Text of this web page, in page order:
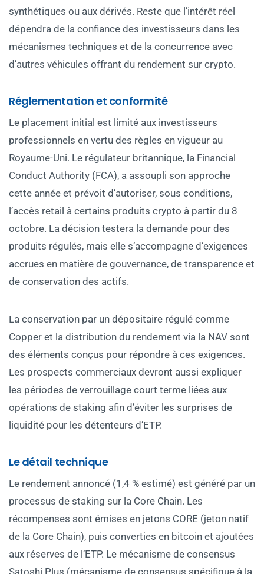
synthétiques ou aux dérivés. Reste que l’intérêt réel
dépendra de la confiance des investisseurs dans les
mécanismes techniques et de la concurrence avec
d’autres véhicules offrant du rendement sur crypto.
Réglementation et conformité
Le placement initial est limité aux investisseurs
professionnels en vertu des règles en vigueur au
Royaume-Uni. Le régulateur britannique, la Financial
Conduct Authority (FCA), a assoupli son approche
cette année et prévoit d’autoriser, sous conditions,
l’accès retail à certains produits crypto à partir du 8
octobre. La décision testera la demande pour des
produits régulés, mais elle s’accompagne d’exigences
accrues en matière de gouvernance, de transparence et
de conservation des actifs.
La conservation par un dépositaire régulé comme
Copper et la distribution du rendement via la NAV sont
des éléments conçus pour répondre à ces exigences.
Les prospects commerciaux devront aussi expliquer
les périodes de verrouillage court terme liées aux
opérations de staking afin d’éviter les surprises de
liquidité pour les détenteurs d’ETP.
Le détail technique
Le rendement annoncé (1,4 % estimé) est généré par un
processus de staking sur la Core Chain. Les
récompenses sont émises en jetons CORE (jeton natif
de la Core Chain), puis converties en bitcoin et ajoutées
aux réserves de l’ETP. Le mécanisme de consensus
Satoshi Plus (mécanisme de consensus spécifique à la